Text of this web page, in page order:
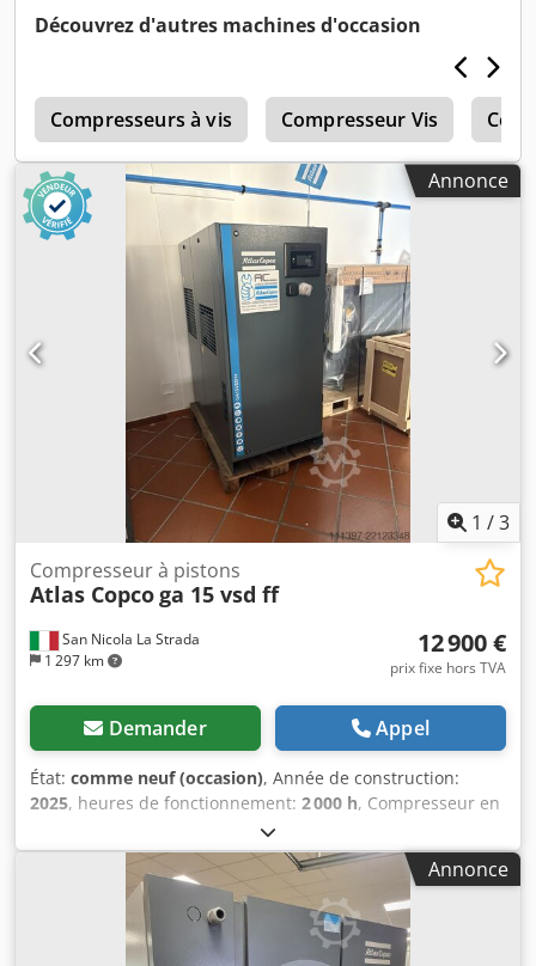
Uyepfx Acmskr
Découvrez d'autres machines d'occasion
Compresseurs à vis Compresseur Vis
Annonce
1 /3
San Nicola La Strada
1 297 km
Compresseur à pistons
Atlas Copcoga 15 vsd ff
12 900 €
prix fixe hors TVA
Demander Appel
État: comme neuf (occasion), Année de construction:
2025, heures de fonctionnement: 2 000 h, Compresseur en
parfait état, comme neuf (compresseur de démonstration),
seulement 2 000 heures d'utilisation. Nous sommes
concessionnaires agréés. Prix catalogue neuf : 32 074
euros. Caractéristiques principales : Pression maximale :
10 bars Puissance : 15 kW / 20 ch Débit : 2 940
litres/minute Dkodpfxjzdf Iyj Acmjr
Annonce